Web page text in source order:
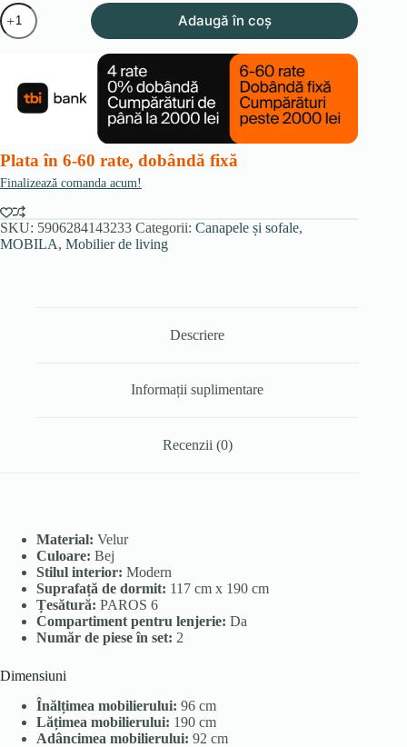
Cantitate
Canapea
extensibilă
Adaugă în coș
Plata în 6-60 rate, dobândă fixă
Finalizează comanda acum!
SKU: 5906284143233 Categorii: Canapele și sofale,
MOBILA, Mobilier de living
Descriere
Informații suplimentare
Recenzii (0)
Material: Velur
Culoare: Bej
Stilul interior: Modern
Suprafață de dormit: 117 cm x 190 cm
Țesătură: PAROS 6
Compartiment pentru lenjerie: Da
Număr de piese în set: 2
Dimensiuni
Înălțimea mobilierului: 96 cm
Lățimea mobilierului: 190 cm
Adâncimea mobilierului: 92 cm